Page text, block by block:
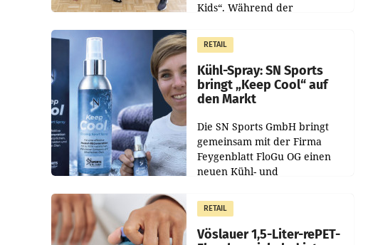
Kids“. Während der
Juli und August versorgt das
Unternehmen Kinder sowie
RETAIL
Kühl-Spray: SN Sports
bringt „Keep Cool“ auf
den Markt
Die SN Sports GmbH bringt
gemeinsam mit der Firma
Feygenblatt FloGu OG einen
neuen Kühl- und
Markt. Das Produkt namens
„Keep Cool“ ist zu 100 Prozent
RETAIL
Vöslauer 1,5-Liter-rePET-